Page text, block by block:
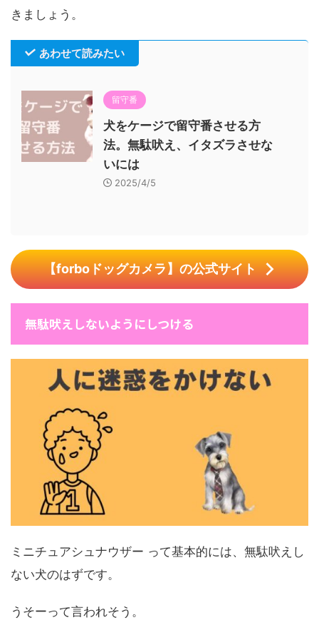
きましょう。
あわせて読みたい
留守番
犬をケージで留守番させる方
法。無駄吠え、イタズラさせな
いには
2025/4/5
【forboドッグカメラ】の公式サイト
無駄吠えしないようにしつける
ミニチュアシュナウザー って基本的には、無駄吠えし
ない犬のはずです。
うそーって言われそう。